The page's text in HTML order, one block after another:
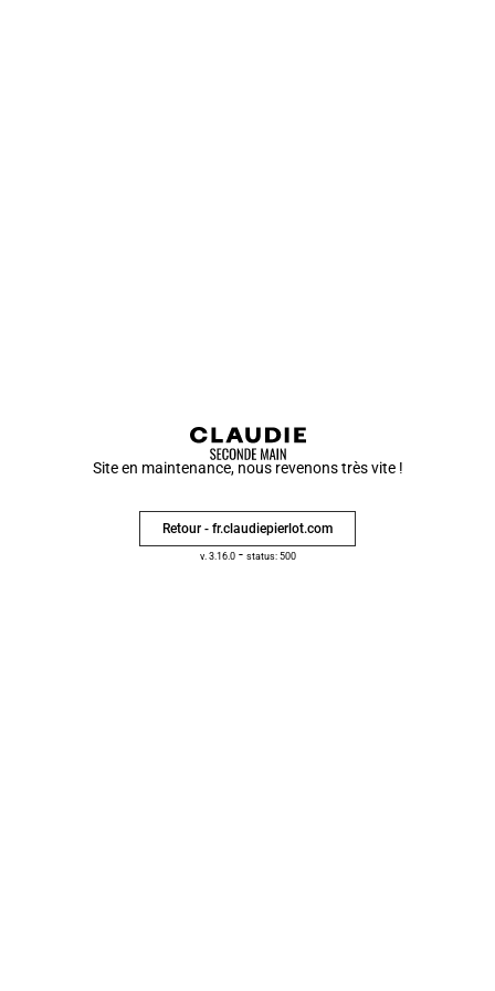
Site en maintenance, nous revenons très vite !
Retour - fr.claudiepierlot.com
v. 3.16.0- status: 500